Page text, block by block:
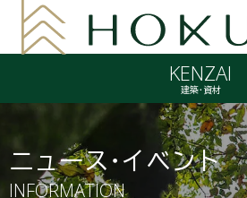
KENZAI
建築・資材
ニュース・イベント
INFORMATION